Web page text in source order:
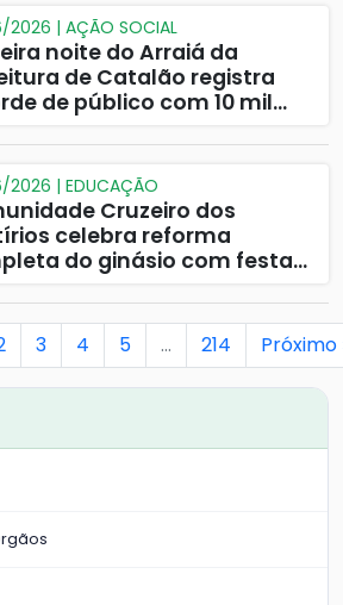
| AÇÃO SOCIAL
noite do Arraiá da
de Catalão registra
de público com 10 mil
| EDUCAÇÃO
Cruzeiro dos
celebra reforma
do ginásio com festa
3 4 5 … 214 Próximo